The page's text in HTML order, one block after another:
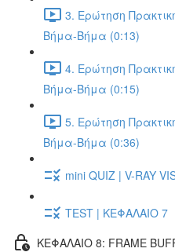
3. Ερώτηση
Βήμα-Βήμα (0:13)
4. Ερώτηση
Βήμα-Βήμα (0:15)
5. Ερώτηση
Βήμα-Βήμα (0:36)
mini QUIZ | V-RAY
TEST | ΚΕΦΑΛΑΙΟ 7
ΚΕΦΑΛΑΙΟ 8: FRAME